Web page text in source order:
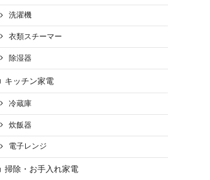
洗濯機
衣類スチーマー
除湿器
キッチン家電
冷蔵庫
炊飯器
電子レンジ
掃除・お手入れ家電